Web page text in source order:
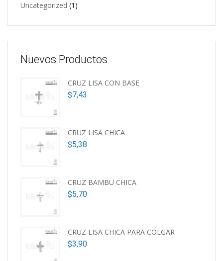
Uncategorized (1)
Nuevos Productos
CRUZ LISA CON BASE
$7,43
CRUZ LISA CHICA
$5,38
CRUZ BAMBU CHICA
$5,70
CRUZ LISA CHICA PARA COLGAR
$3,90